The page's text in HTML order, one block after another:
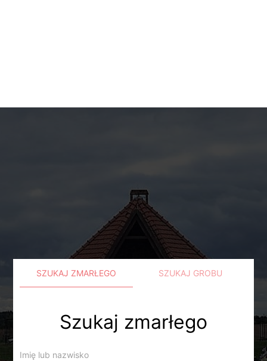
SZUKAJ ZMARŁEGO SZUKAJ GROBU
Szukaj zmarłego
Imię lub nazwisko